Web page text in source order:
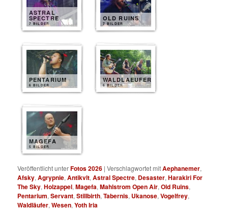
ASTRAL
SPECTRE
7 BILDER
OLD RUINS
7 BILDER
PENTARIUM
6 BILDER
WALDLAEUFER
6 BILDER
MAGEFA
5 BILDER
Veröffentlicht unterFotos 2026 |Verschlagwortet mitAephanemer,
Afsky,Agrypnie,Antikvlt,Astral Spectre, Desaster,Harakiri For
The Sky,Holzappel,Magefa,Mahlstrom Open Air,Old Ruins,
Pentarium,Servant,Stillbirth,Tabernis, Ukanose,Vogelfrey,
Waldläufer,Wesen,Yoth Iria